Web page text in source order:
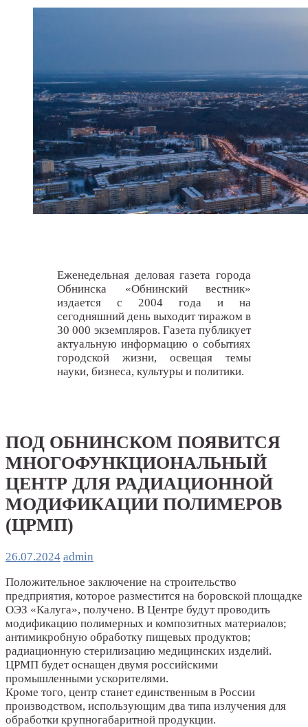
Еженедельная деловая газета города
Обнинска «Обнинский вестник»
издается с 2004 года и на
сегодняшний день выходит тиражом в
30 000 экземпляров. Газета публикует
актуальную информацию о событиях
городской жизни, освещая темы
науки, бизнеса, культуры и политики.
ПОД ОБНИНСКОМ ПОЯВИТСЯ
МНОГОФУНКЦИОНАЛЬНЫЙ
ЦЕНТР ДЛЯ РАДИАЦИОННОЙ
МОДИФИКАЦИИ ПОЛИМЕРОВ
(ЦРМП)
26.07.2024 admin
Положительное заключение на строительство
предприятия, которое разместится на боровской площадке
ОЭЗ «Калуга», получено. В Центре будут проводить
модификацию полимерных и композитных материалов;
антимикробную обработку пищевых продуктов;
радиационную стерилизацию медицинских изделий.
ЦРМП будет оснащен двумя российскими
промышленными ускорителями.
Кроме того, центр станет единственным в России
производством, использующим два типа излучения для
обработки крупногабаритной продукции.